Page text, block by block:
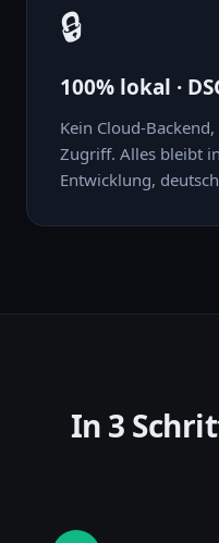
🔒
100% lokal ·
Kein Cloud-
Zugriff. Alles bleibt
Entwicklung,
In 3